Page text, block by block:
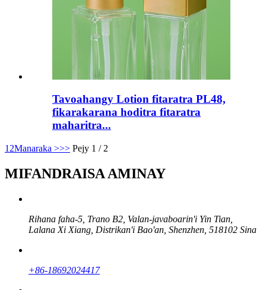
Tavoahangy Lotion fitaratra PL48,
fikarakarana hoditra fitaratra
maharitra...
1 2Manaraka >>> Pejy 1 / 2
MIFANDRAISA AMINAY
Rihana faha-5, Trano B2, Valan-javaboarin'i Yin Tian, ​​
Lalana Xi Xiang, Distrikan'i Bao'an, Shenzhen, 518102 Sina
+86-18692024417